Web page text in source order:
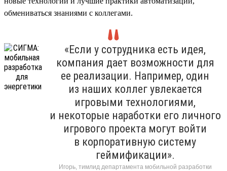
обмениваться знаниями с коллегами.
«Если у сотрудника есть идея,
компания дает возможности для
ее реализации. Например, один
из наших коллег увлекается
игровыми технологиями,
и некоторые наработки его личного
игрового проекта могут войти
в корпоративную систему
геймификации».
Игорь, тимлид департамента мобильной разработки